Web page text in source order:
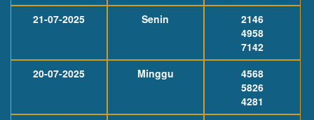
21-07-2025
Senin
2146
4958
7142
20-07-2025
Minggu
4568
5826
4281